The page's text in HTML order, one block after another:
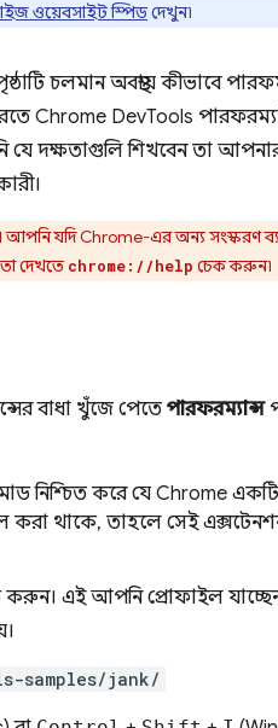
ওয়েবসাইট স্পিডদেখুন৷
চলমান অবস্থায় কীভাবে
Chrome DevTools
দক্ষতাগুলি শিখবেন তা আপনার
যদি Chrome-এর অন্য সংস্করণ
দেখতে chrome://help চেক করুন৷
বাধা খুঁজে পেতে পারফরম্যান্স
করে যে Chrome একটি
করা থাকে, তাহলে সেই
করুন। এই আপনি প্রোফাইল
samples/jank/